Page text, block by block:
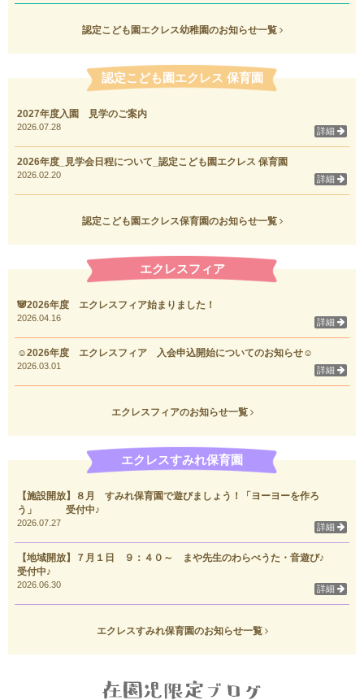
認定こども園エクレス幼稚園のお知らせ一覧
認定こども園エクレス 保育園
2027年度入園 見学のご案内
2026.07.28 詳細
2026年度_見学会日程について_認定こども園エクレス 保育園
2026.02.20 詳細
認定こども園エクレス保育園のお知らせ一覧
エクレスフィア
🐼2026年度 エクレスフィア始まりました！
2026.04.16 詳細
☺2026年度 エクレスフィア 入会申込開始についてのお知らせ☺
2026.03.01 詳細
エクレスフィアのお知らせ一覧
エクレスすみれ保育園
【施設開放】８月 すみれ保育園で遊びましょう！「ヨーヨーを作ろ
う」 受付中♪
2026.07.27 詳細
【地域開放】７月１日 ９：４０～ まや先生のわらべうた・音遊び♪
受付中♪
2026.06.30 詳細
エクレスすみれ保育園のお知らせ一覧